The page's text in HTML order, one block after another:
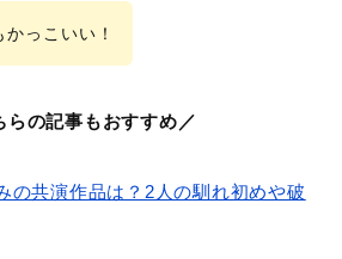
かっこいい！
らの記事もおすすめ／
の共演作品は？2人の馴れ初めや破